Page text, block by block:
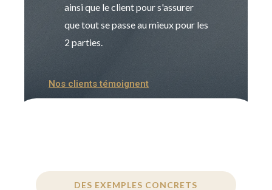
ainsi que le client pour s'assurer
que tout se passe au mieux pour les
2 parties.
Nos clients témoignent
DES EXEMPLES CONCRETS